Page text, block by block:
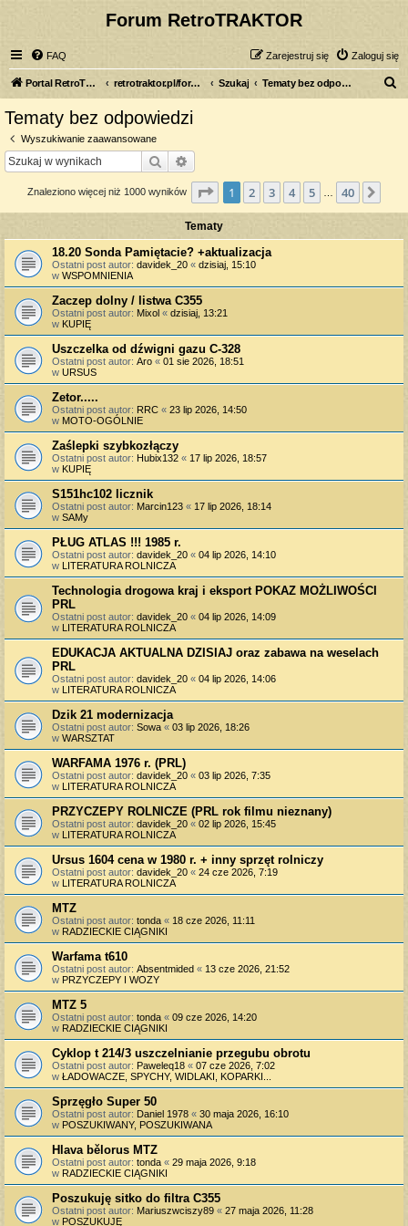
Forum RetroTRAKTOR
FAQ Zaloguj się
Zarejestruj się
Portal RetroTRAKTOR.pl retrotraktor.pl/forum Szukaj Tematy bez odpowiedzi
Tematy bez odpowiedzi
Wyszukiwanie zaawansowane
Szukaj
Znaleziono więcej niż 1000 wyników Strona z40
1 2 3 4 5 40
Tematy
18.20 Sonda Pamiętacie? +aktualizacja
Ostatni post autor: davidek_20 « dzisiaj, 15:10
w WSPOMNIENIA
Zaczep dolny / listwa C355
Ostatni post autor: Mixol « dzisiaj, 13:21
w KUPIĘ
Uszczelka od dźwigni gazu C-328
Ostatni post autor: Aro « 01 sie 2026, 18:51
w URSUS
Zetor.....
Ostatni post autor: RRC « 23 lip 2026, 14:50
w MOTO-OGÓLNIE
Zaślepki szybkozłączy
Ostatni post autor: Hubix132 « 17 lip 2026, 18:57
w KUPIĘ
S151hc102 licznik
Ostatni post autor: Marcin123 « 17 lip 2026, 18:14
w SAMy
PŁUG ATLAS !!! 1985 r.
Ostatni post autor: davidek_20 « 04 lip 2026, 14:10
w LITERATURA ROLNICZA
Technologia drogowa kraj i eksport POKAZ MOŻLIWOŚCI
PRL
Ostatni post autor: davidek_20 « 04 lip 2026, 14:09
w LITERATURA ROLNICZA
EDUKACJA AKTUALNA DZISIAJ oraz zabawa na weselach
PRL
Ostatni post autor: davidek_20 « 04 lip 2026, 14:06
w LITERATURA ROLNICZA
Dzik 21 modernizacja
Ostatni post autor: Sowa « 03 lip 2026, 18:26
w WARSZTAT
WARFAMA 1976 r. (PRL)
Ostatni post autor: davidek_20 « 03 lip 2026, 7:35
w LITERATURA ROLNICZA
PRZYCZEPY ROLNICZE (PRL rok filmu nieznany)
Ostatni post autor: davidek_20 « 02 lip 2026, 15:45
w LITERATURA ROLNICZA
Ursus 1604 cena w 1980 r. + inny sprzęt rolniczy
Ostatni post autor: davidek_20 « 24 cze 2026, 7:19
w LITERATURA ROLNICZA
MTZ
Ostatni post autor: tonda « 18 cze 2026, 11:11
w RADZIECKIE CIĄGNIKI
Warfama t610
Ostatni post autor: Absentmided « 13 cze 2026, 21:52
w PRZYCZEPY I WOZY
MTZ 5
Ostatni post autor: tonda « 09 cze 2026, 14:20
w RADZIECKIE CIĄGNIKI
Cyklop t 214/3 uszczelnianie przegubu obrotu
Ostatni post autor: Paweleq18 « 07 cze 2026, 7:02
w ŁADOWACZE, SPYCHY, WIDLAKI, KOPARKI...
Sprzęgło Super 50
Ostatni post autor: Daniel 1978 « 30 maja 2026, 16:10
w POSZUKIWANY, POSZUKIWANA
Hlava bělorus MTZ
Ostatni post autor: tonda « 29 maja 2026, 9:18
w RADZIECKIE CIĄGNIKI
Poszukuję sitko do filtra C355
Ostatni post autor: Mariuszwciszy89 « 27 maja 2026, 11:28
w POSZUKUJĘ